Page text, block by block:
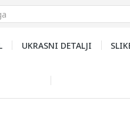
UKRASNI DETALJI